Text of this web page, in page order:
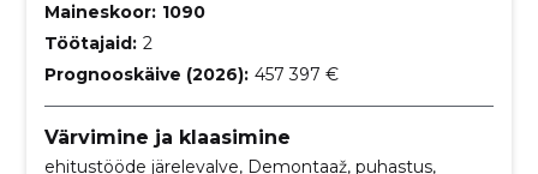
Maineskoor: 1090
Töötajaid: 2
Prognooskäive (2026): 457 397 €
Värvimine ja klaasimine
ehitustööde järelevalve, Demontaaž, puhastus,